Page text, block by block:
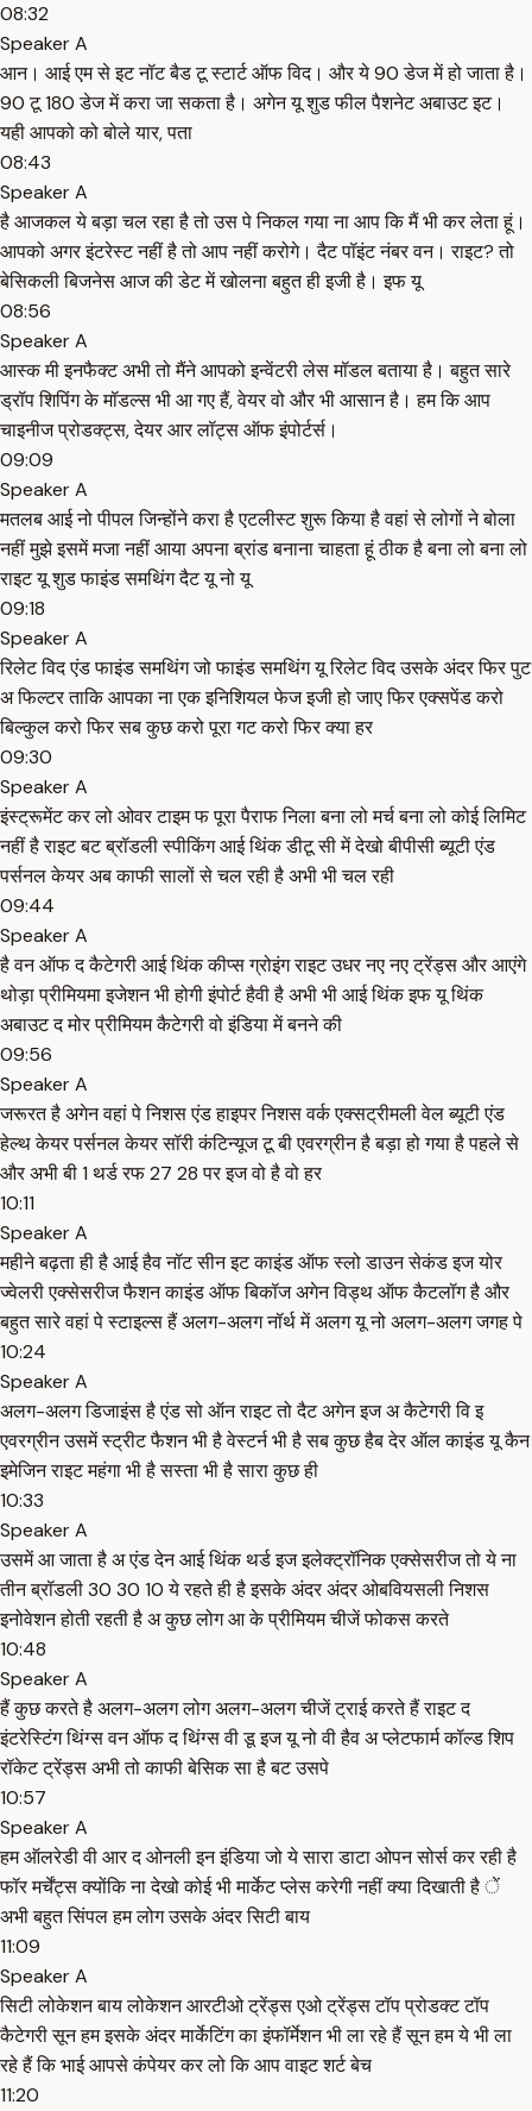
08:32
Speaker A
आन। आई एम से इट नॉट बैड टू स्टार्ट ऑफ विद। और ये 90 डेज में हो जाता है।
90 टू 180 डेज में करा जा सकता है। अगेन यू शुड फील पैशनेट अबाउट इट।
यही आपको को बोले यार, पता
08:43
Speaker A
है आजकल ये बड़ा चल रहा है तो उस पे निकल गया ना आप कि मैं भी कर लेता हूं।
आपको अगर इंटरेस्ट नहीं है तो आप नहीं करोगे। दैट पॉइंट नंबर वन। राइट? तो
बेसिकली बिजनेस आज की डेट में खोलना बहुत ही इजी है। इफ यू
08:56
Speaker A
आस्क मी इनफैक्ट अभी तो मैंने आपको इन्वेंटरी लेस मॉडल बताया है। बहुत सारे
ड्रॉप शिपिंग के मॉडल्स भी आ गए हैं, वेयर वो और भी आसान है। हम कि आप
चाइनीज प्रोडक्ट्स, देयर आर लॉट्स ऑफ इंपोर्टर्स।
09:09
Speaker A
मतलब आई नो पीपल जिन्होंने करा है एटलीस्ट शुरू किया है वहां से लोगों ने बोला
नहीं मुझे इसमें मजा नहीं आया अपना ब्रांड बनाना चाहता हूं ठीक है बना लो बना लो
राइट यू शुड फाइंड समथिंग दैट यू नो यू
09:18
Speaker A
रिलेट विद एंड फाइंड समथिंग जो फाइंड समथिंग यू रिलेट विद उसके अंदर फिर पुट
अ फिल्टर ताकि आपका ना एक इनिशियल फेज इजी हो जाए फिर एक्सपेंड करो
बिल्कुल करो फिर सब कुछ करो पूरा गट करो फिर क्या हर
09:30
Speaker A
इंस्ट्रूमेंट कर लो ओवर टाइम फ पूरा पैराफ निला बना लो मर्च बना लो कोई लिमिट
नहीं है राइट बट ब्रॉडली स्पीकिंग आई थिंक डीटू सी में देखो बीपीसी ब्यूटी एंड
पर्सनल केयर अब काफी सालों से चल रही है अभी भी चल रही
09:44
Speaker A
है वन ऑफ द कैटेगरी आई थिंक कीप्स ग्रोइंग राइट उधर नए नए ट्रेंड्स और आएंगे
थोड़ा प्रीमियमा इजेशन भी होगी इंपोर्ट हैवी है अभी भी आई थिंक इफ यू थिंक
अबाउट द मोर प्रीमियम कैटेगरी वो इंडिया में बनने की
09:56
Speaker A
जरूरत है अगेन वहां पे निशस एंड हाइपर निशस वर्क एक्सट्रीमली वेल ब्यूटी एंड
हेल्थ केयर पर्सनल केयर सॉरी कंटिन्यूज टू बी एवरग्रीन है बड़ा हो गया है पहले से
और अभी बी 1 थर्ड रफ 27 28 पर इज वो है वो हर
10:11
Speaker A
महीने बढ़ता ही है आई हैव नॉट सीन इट काइंड ऑफ स्लो डाउन सेकंड इज योर
ज्वेलरी एक्सेसरीज फैशन काइंड ऑफ बिकॉज अगेन विड्थ ऑफ कैटलॉग है और
बहुत सारे वहां पे स्टाइल्स हैं अलग-अलग नॉर्थ में अलग यू नो अलग-अलग जगह पे
10:24
Speaker A
अलग-अलग डिजाइंस है एंड सो ऑन राइट तो दैट अगेन इज अ कैटेगरी वि इ
एवरग्रीन उसमें स्ट्रीट फैशन भी है वेस्टर्न भी है सब कुछ हैब देर ऑल काइंड यू कैन
इमेजिन राइट महंगा भी है सस्ता भी है सारा कुछ ही
10:33
Speaker A
उसमें आ जाता है अ एंड देन आई थिंक थर्ड इज इलेक्ट्रॉनिक एक्सेसरीज तो ये ना
तीन ब्रॉडली 30 30 10 ये रहते ही है इसके अंदर अंदर ओबवियसली निशस
इनोवेशन होती रहती है अ कुछ लोग आ के प्रीमियम चीजें फोकस करते
10:48
Speaker A
हैं कुछ करते है अलग-अलग लोग अलग-अलग चीजें ट्राई करते हैं राइट द
इंटरेस्टिंग थिंग्स वन ऑफ द थिंग्स वी डू इज यू नो वी हैव अ प्लेटफार्म कॉल्ड शिप
रॉकेट ट्रेंड्स अभी तो काफी बेसिक सा है बट उसपे
10:57
Speaker A
हम ऑलरेडी वी आर द ओनली इन इंडिया जो ये सारा डाटा ओपन सोर्स कर रही है
फॉर मर्चेंट्स क्योंकि ना देखो कोई भी मार्केट प्लेस करेगी नहीं क्या दिखाती है ें
अभी बहुत सिंपल हम लोग उसके अंदर सिटी बाय
11:09
Speaker A
सिटी लोकेशन बाय लोकेशन आरटीओ ट्रेंड्स एओ ट्रेंड्स टॉप प्रोडक्ट टॉप
कैटेगरी सून हम इसके अंदर मार्केटिंग का इंफॉर्मेशन भी ला रहे हैं सून हम ये भी ला
रहे हैं कि भाई आपसे कंपेयर कर लो कि आप वाइट शर्ट बेच
11:20